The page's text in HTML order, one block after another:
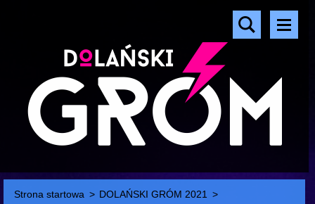
Strona startowa > DOLAŃSKI GRÓM 2021
>